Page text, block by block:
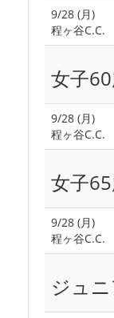
9/28 (月)
程ヶ谷C.C.
女子
9/28 (月)
程ヶ谷C.C.
女子
9/28 (月)
程ヶ谷C.C.
ジュ